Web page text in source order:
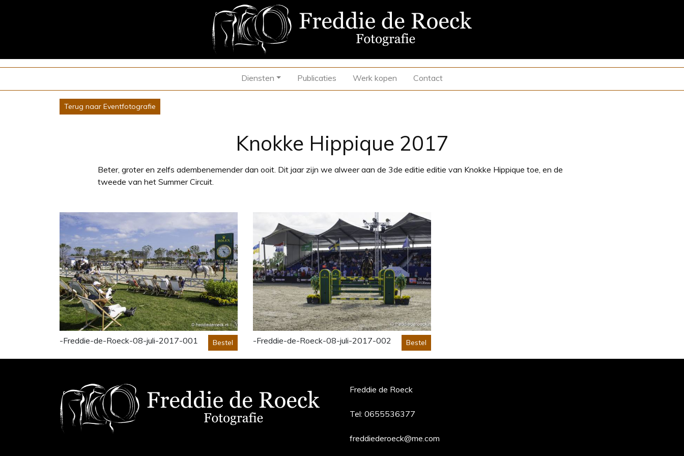
Diensten Publicaties Werk kopen Contact
Terug naar Eventfotografie
Knokke Hippique 2017
Beter, groter en zelfs adembenemender dan ooit. Dit jaar zijn we alweer aan de 3de editie editie van Knokke Hippique toe, en de
tweede van het Summer Circuit.
-Freddie-de-Roeck-08-juli-2017-001 Bestel -Freddie-de-Roeck-08-juli-2017-002 Bestel
Freddie de Roeck
Tel: 0655536377
freddiederoeck@me.com